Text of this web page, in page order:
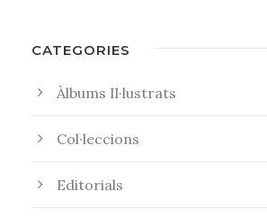
CATEGORIES
Àlbums Il·lustrats
Col·leccions
Editorials